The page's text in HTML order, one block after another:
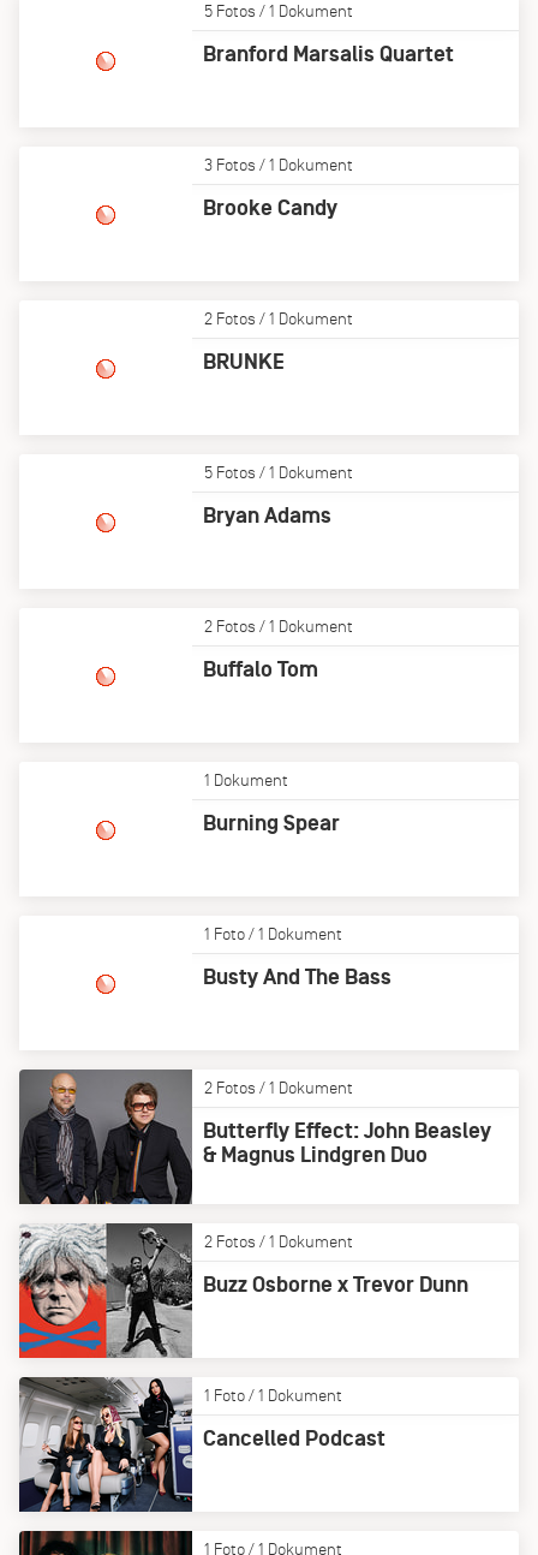
5 Fotos / 1 Dokument
Branford Marsalis Quartet
3 Fotos / 1 Dokument
Brooke Candy
2 Fotos / 1 Dokument
BRUNKE
5 Fotos / 1 Dokument
Bryan Adams
2 Fotos / 1 Dokument
Buffalo Tom
1 Dokument
Burning Spear
1 Foto / 1 Dokument
Busty And The Bass
2 Fotos / 1 Dokument
Butterfly Effect: John Beasley
& Magnus Lindgren Duo
2 Fotos / 1 Dokument
Buzz Osborne x Trevor Dunn
1 Foto / 1 Dokument
Cancelled Podcast
1 Foto / 1 Dokument